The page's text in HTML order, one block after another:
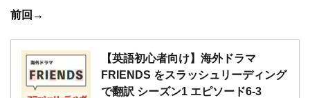
前回 →
【英語初心者向け】海外ドラマ
FRIENDS をスラッシュリーディング
で翻訳 シーズン1 エピソード6-3